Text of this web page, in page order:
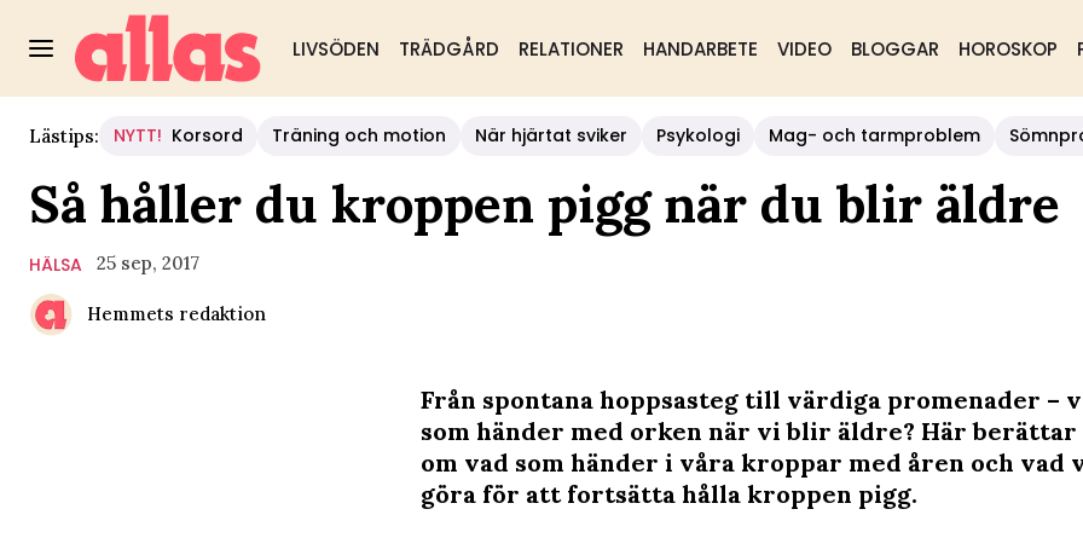
LIVSÖDEN TRÄDGÅRD RELATIONER HANDARBETE VIDEO BLOGGAR HOROSKOP
Lästips: NYTT! Korsord Träning och motion När hjärtat sviker Psykologi Mag- och tarmproblem
Så håller du kroppen pigg när du blir äldre
HÄLSA 25 sep, 2017
Hemmets redaktion
Från spontana hoppsasteg till värdiga promenader –
som händer med orken när vi blir äldre? Här
om vad som händer i våra kroppar med åren och vad
göra för att fortsätta hålla kroppen pigg.